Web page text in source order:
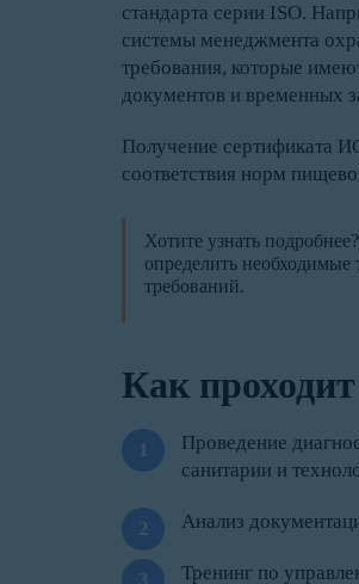
стандарта серии ISO.
системы менеджмента
требования, которые
документов и временных
Получение сертификата
соответствия норм
Хотите узнать
определить необходимые
требований.
Как
Проведение
санитарии и
Анализ
Тренинг по